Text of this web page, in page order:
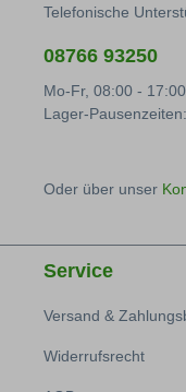
Telefonische
08766 93250
Mo-Fr, 08:00 -
Lager-
Oder über unser
Service
Versand &
Widerrufsrecht